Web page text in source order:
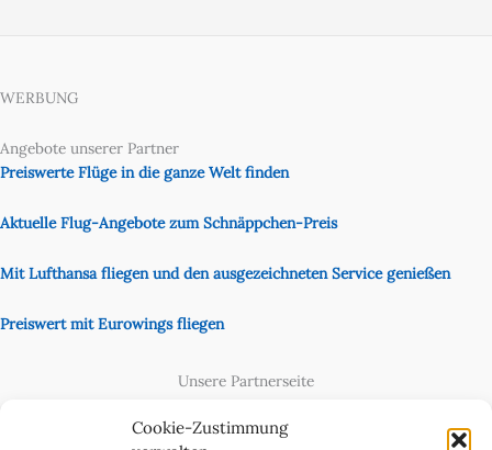
Cookie-Zustimmung
WERBUNG
Angebote unserer Partner
Preiswerte Flüge in die ganze Welt finden
Aktuelle Flug-Angebote zum Schnäppchen-Preis
Mit Lufthansa fliegen und den ausgezeichneten Service genießen
Preiswert mit Eurowings fliegen
Unsere Partnerseite